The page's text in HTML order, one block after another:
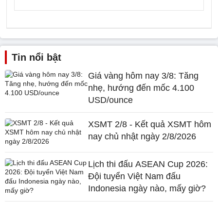
Tin nổi bật
Giá vàng hôm nay 3/8: Tăng
nhẹ, hướng đến mốc 4.100
USD/ounce
XSMT 2/8 - Kết quả XSMT hôm
nay chủ nhật ngày 2/8/2026
Lịch thi đấu ASEAN Cup 2026:
Đội tuyển Việt Nam đấu
Indonesia ngày nào, mấy giờ?